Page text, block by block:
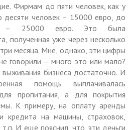
Фирмам до пяти человек, как у
человек – 15000 евро, до
– 25000 евро. Это была
полученная уже через несколько
месяца. Мне, однако, эти цифры
говорили – много это или мало?
бизнеса достаточно. И
помощь выплачивалась
пропитания, а для покрытия
К примеру, на оплату аренды
кредита на машины, страховок,
т.п. И еще пояснил, что эти деньги